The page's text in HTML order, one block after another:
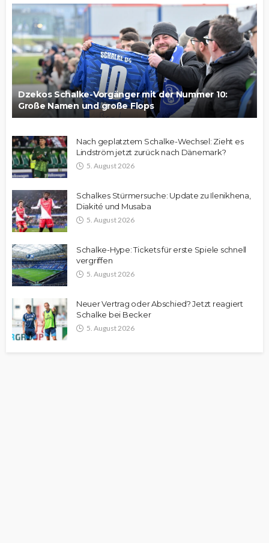
Dzekos Schalke-Vorgänger mit der Nummer 10:
Große Namen und große Flops
Nach geplatztem Schalke-Wechsel: Zieht es
Lindström jetzt zurück nach Dänemark?
5. August 2026
Schalkes Stürmersuche: Update zu Ilenikhena,
Diakité und Musaba
5. August 2026
Schalke-Hype: Tickets für erste Spiele schnell
vergriffen
5. August 2026
Neuer Vertrag oder Abschied? Jetzt reagiert
Schalke bei Becker
5. August 2026